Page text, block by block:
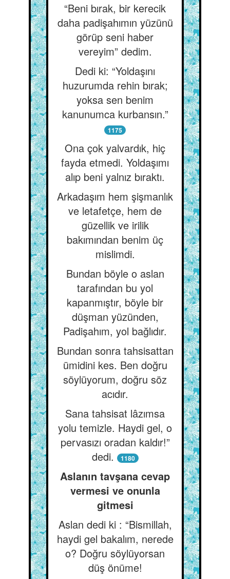
“Beni bırak, bir kerecik
daha padişahımın yüzünü
görüp seni haber
vereyim” dedim.
Dedi ki: “Yoldaşını
huzurumda rehin bırak;
yoksa sen benim
kanunumca kurbansın.”
1175
Ona çok yalvardık, hiç
fayda etmedi. Yoldaşımı
alıp beni yalnız bıraktı.
Arkadaşım hem şişmanlık
ve letafetçe, hem de
güzellik ve irilik
bakımından benim üç
mislimdi.
Bundan böyle o aslan
tarafından bu yol
kapanmıştır, böyle bir
düşman yüzünden,
Padişahım, yol bağlıdır.
Bundan sonra tahsisattan
ümidini kes. Ben doğru
söylüyorum, doğru söz
acıdır.
Sana tahsisat lâzımsa
yolu temizle. Haydi gel, o
pervasızı oradan kaldır!”
dedi.
1180
Aslanın tavşana cevap
vermesi ve onunla
gitmesi
Aslan dedi ki : “Bismillah,
haydi gel bakalım, nerede
o? Doğru söylüyorsan
düş önüme!